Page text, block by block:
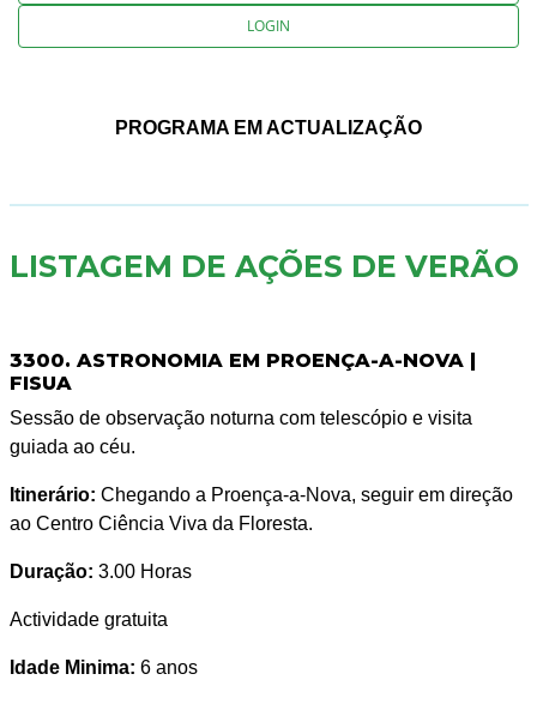
LOGIN
PROGRAMA EM ACTUALIZAÇÃO
LISTAGEM DE AÇÕES DE VERÃO
3300. ASTRONOMIA EM PROENÇA-A-NOVA |
FISUA
Sessão de observação noturna com telescópio e visita
guiada ao céu.
Itinerário: Chegando a Proença-a-Nova, seguir em direção
ao Centro Ciência Viva da Floresta.
Duração: 3.00 Horas
Actividade gratuita
Idade Minima: 6 anos